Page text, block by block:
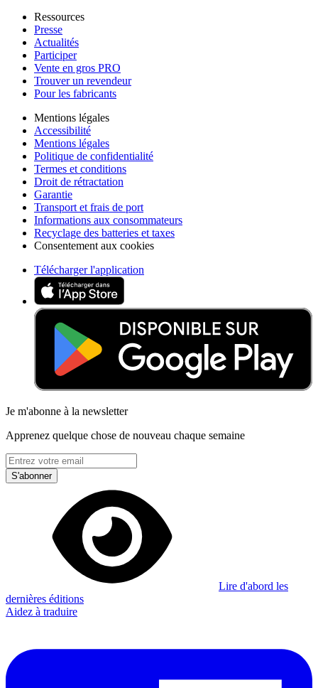
Ressources
Presse
Actualités
Participer
Vente en gros PRO
Trouver un revendeur
Pour les fabricants
Mentions légales
Accessibilité
Mentions légales
Politique de confidentialité
Termes et conditions
Droit de rétractation
Garantie
Transport et frais de port
Informations aux consommateurs
Recyclage des batteries et taxes
Consentement aux cookies
Télécharger l'application
Je m'abonne à la newsletter
Apprenez quelque chose de nouveau chaque semaine
S'abonner
Lire d'abord les
dernières éditions
Aidez à traduire